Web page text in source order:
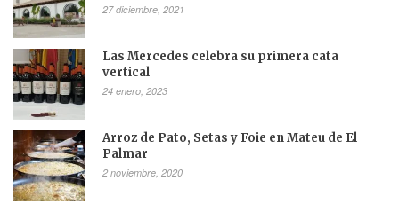
27 diciembre, 2021
Las Mercedes celebra su primera cata
vertical
24 enero, 2023
Arroz de Pato, Setas y Foie en Mateu de El
Palmar
2 noviembre, 2020